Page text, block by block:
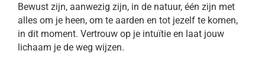
Bewust zijn, aanwezig zijn, in de natuur, één zijn met
alles om je heen, om te aarden en tot jezelf te komen,
in dit moment. Vertrouw op je intuïtie en laat jouw
lichaam je de weg wijzen.